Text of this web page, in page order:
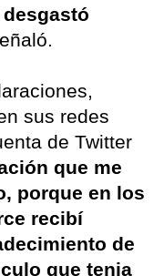
sus redes
de Twitter
que me
porque en los
recibí
de
que tenia